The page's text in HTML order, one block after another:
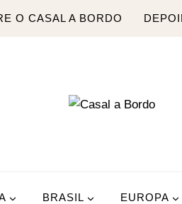
O CASAL A BORDO
BRASIL EUROPA